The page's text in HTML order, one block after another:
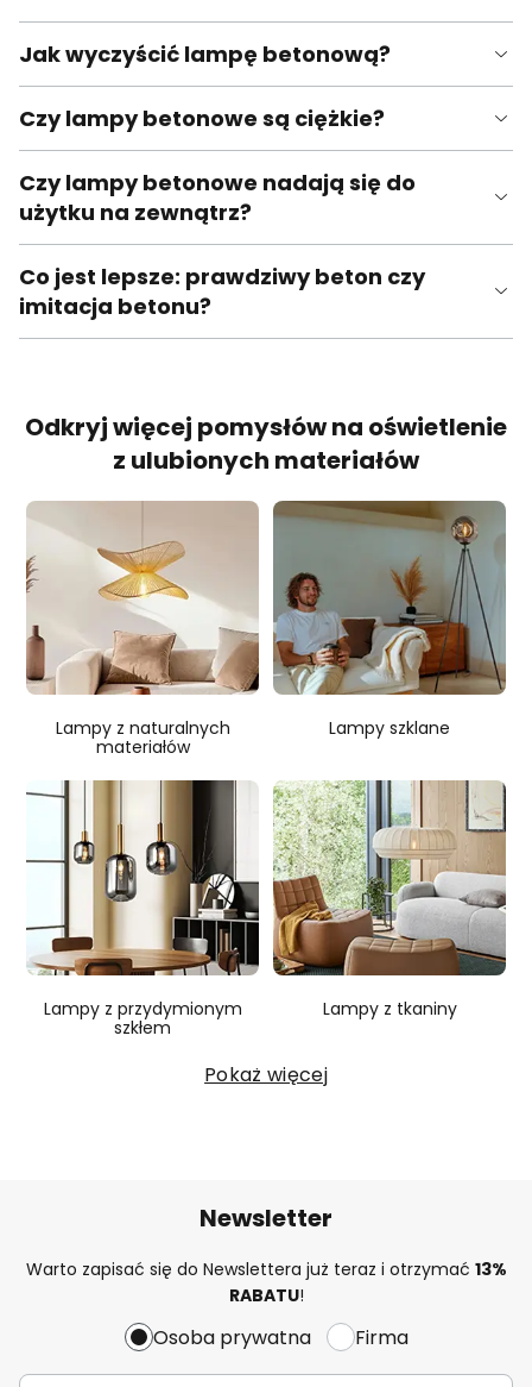
Jak wyczyścić lampę betonową?
Czy lampy betonowe są ciężkie?
Czy lampy betonowe nadają się do
użytku na zewnątrz?
Co jest lepsze: prawdziwy beton czy
imitacja betonu?
Odkryj więcej pomysłów na oświetlenie
z ulubionych materiałów
Lampy z naturalnych
materiałów
Lampy szklane
Lampy z przydymionym
szkłem
Lampy z tkaniny
Pokaż więcej
Newsletter
Warto zapisać się do Newslettera już teraz i otrzymać 13%
RABATU!
Osoba prywatna Firma